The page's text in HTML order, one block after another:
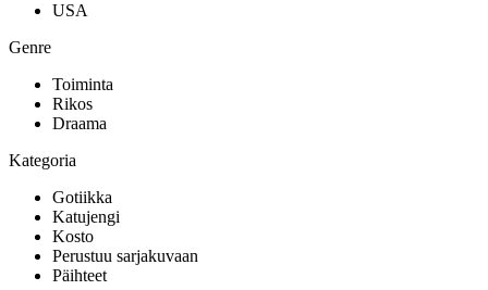
USA
Genre
Toiminta
Rikos
Draama
Kategoria
Gotiikka
Katujengi
Kosto
Perustuu sarjakuvaan
Päihteet